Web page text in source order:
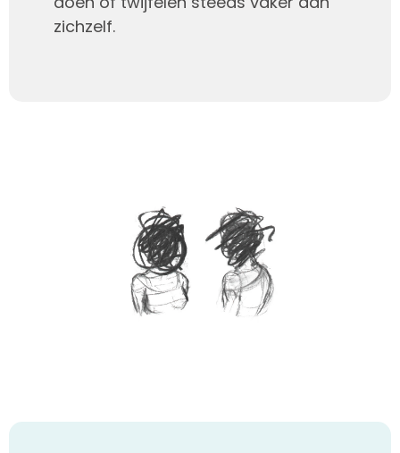
zichzelf.